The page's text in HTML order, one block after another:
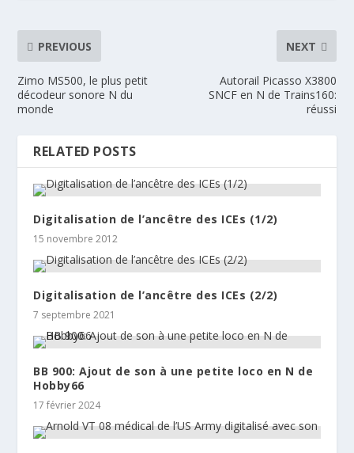
PREVIOUS
Zimo MS500, le plus petit
décodeur sonore N du
monde
NEXT
Autorail Picasso X3800
SNCF en N de Trains160:
réussi
RELATED POSTS
Digitalisation de l’ancêtre des ICEs (1/2)
15 novembre 2012
Digitalisation de l’ancêtre des ICEs (2/2)
7 septembre 2021
BB 900: Ajout de son à une petite loco en N de
Hobby66
17 février 2024